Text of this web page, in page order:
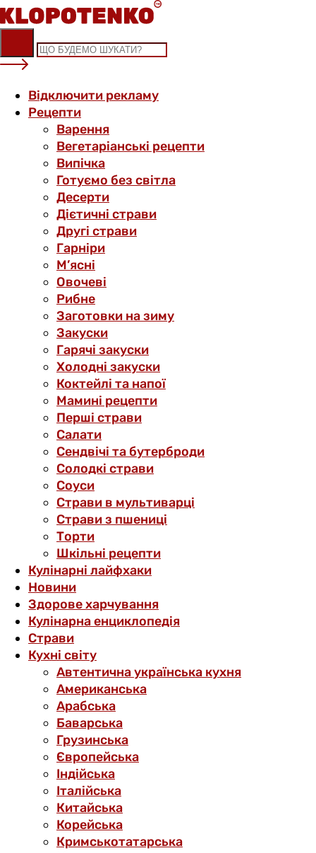
Skip
to
content
Відключити рекламу
Рецепти
Варення
Вегетаріанські рецепти
Випічка
Готуємо без світла
Десерти
Дієтичні страви
Другі страви
Гарніри
М’ясні
Овочеві
Рибне
Заготовки на зиму
Закуски
Гарячі закуски
Холодні закуски
Коктейлі та напої
Мамині рецепти
Перші страви
Салати
Сендвічі та бутерброди
Солодкі страви
Соуси
Страви в мультиварці
Страви з пшениці
Торти
Шкільні рецепти
Кулінарні лайфхаки
Новини
Здорове харчування
Кулінарна енциклопедія
Страви
Кухні світу
Автентична українська кухня
Американська
Арабська
Баварська
Грузинська
Європейська
Індійська
Італійська
Китайська
Корейська
Кримськотатарська